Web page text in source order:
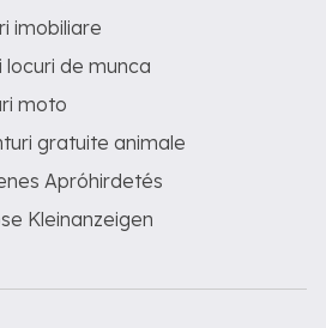
imobiliare
locuri de munca
moto
gratuite animale
Apróhirdetés
Kleinanzeigen